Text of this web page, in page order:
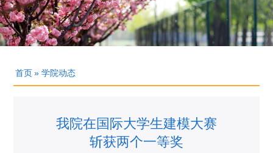
首页 » 学院动态
我院在国际大学生建模大赛
斩获两个一等奖